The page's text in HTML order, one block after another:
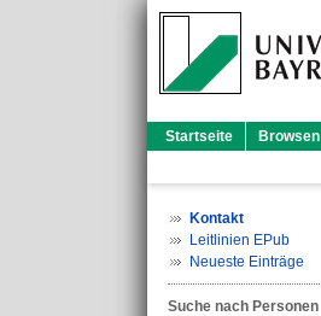
Startseite Browsen
Kontakt
Leitlinien EPub
Neueste Einträge
Suche nach Personen